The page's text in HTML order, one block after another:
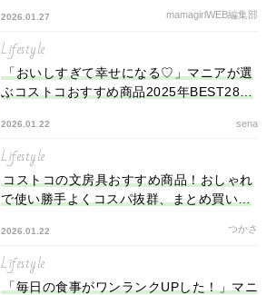
2026.01.27 mamagirlWEB編集部
Lifestyle
「おいしすぎて幸せになる♡」マニアが選
ぶコストコおすすめ商品2025年BEST28発
2026.01.22 sena
Lifestyle
コストコの文房具おすすめ商品！おしゃれ
で使い勝手よくコスパ抜群、まとめ買いに
2026.01.22 つかさ
Lifestyle
「毎日の食事がワンランクUPした！」マニ